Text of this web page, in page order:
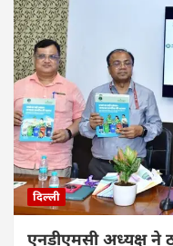
दिल्ली
एनडीएमसी अध्यक्ष ने